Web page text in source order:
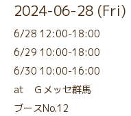
2024-06-28 (Fri)
6/28 12:00-18:00
6/29 10:00-18:00
6/30 10:00-16:00
at Ｇメッセ群馬
ブースNo.12